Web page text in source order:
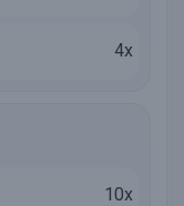
4x
10x